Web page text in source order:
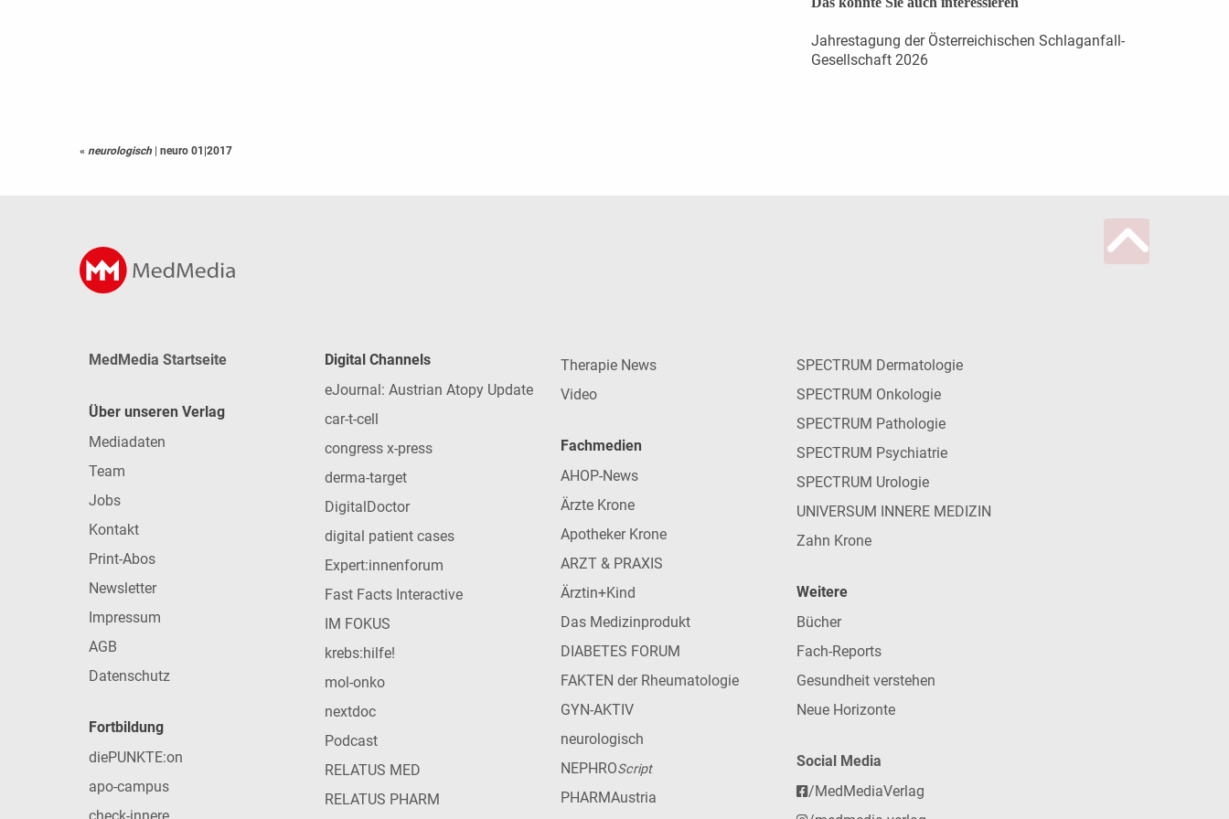
Jahrestagung der Österreichischen Schlaganfall-
Gesellschaft 2026
« neurologisch | neuro 01|2017
MedMedia Startseite
Über unseren Verlag
Mediadaten
Team
Jobs
Kontakt
Print-Abos
Newsletter
Impressum
AGB
Datenschutz
Fortbildung
diePUNKTE:on
apo-campus
Digital Channels
eJournal: Austrian Atopy Update
car-t-cell
congress x-press
derma-target
DigitalDoctor
digital patient cases
Expert:innenforum
Fast Facts Interactive
IM FOKUS
krebs:hilfe!
mol-onko
nextdoc
Podcast
RELATUS MED
RELATUS PHARM
Therapie News
Video
Fachmedien
AHOP-News
Ärzte Krone
Apotheker Krone
ARZT & PRAXIS
Ärztin+Kind
Das Medizinprodukt
DIABETES FORUM
FAKTEN der Rheumatologie
GYN-AKTIV
neurologisch
NEPHROScript
PHARMAustria
SPECTRUM Dermatologie
SPECTRUM Onkologie
SPECTRUM Pathologie
SPECTRUM Psychiatrie
SPECTRUM Urologie
UNIVERSUM INNERE MEDIZIN
Zahn Krone
Weitere
Bücher
Fach-Reports
Gesundheit verstehen
Neue Horizonte
Social Media
/MedMediaVerlag